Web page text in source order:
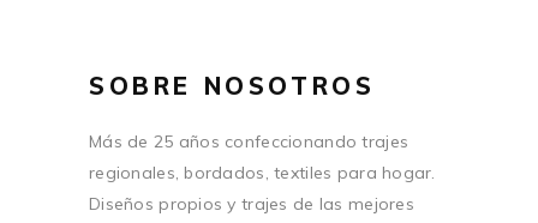
SOBRE NOSOTROS
Más de 25 años confeccionando trajes
regionales, bordados, textiles para hogar.
Diseños propios y trajes de las mejores